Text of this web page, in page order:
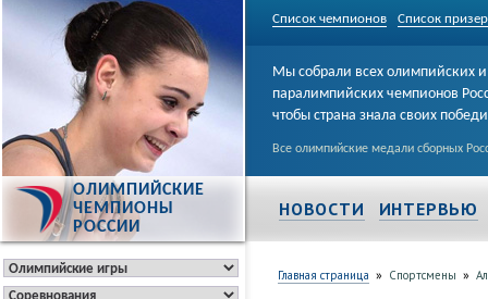
Список чемпионов Список
ОЛИМПИЙСКИЕ
ЧЕМПИОНЫ
РОССИИ
Мы собрали всех олимпийских и
паралимпийских чемпионов
чтобы страна знала своих
Все олимпийские медали сборных
НОВОСТИ ИНТЕРВЬЮ
Главная страница » Спортсмены »